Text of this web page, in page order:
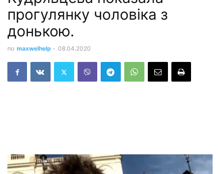
прогулянку чоловіка з
донькою.
по maxwelhelp - 08.04.2020